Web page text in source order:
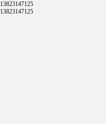
13823147125
13823147125